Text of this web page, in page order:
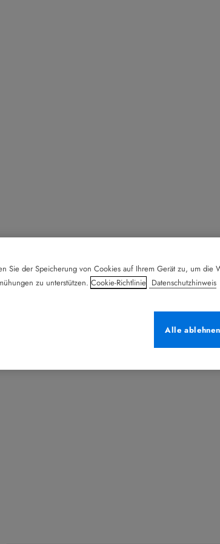
Sie der Speicherung von Cookies auf Ihrem Gerät zu, um die
zu unterstützen. Cookie-Richtlinie Datenschutzhinweis
Alle ablehnen